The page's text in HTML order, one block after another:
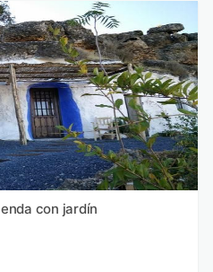
con jardín